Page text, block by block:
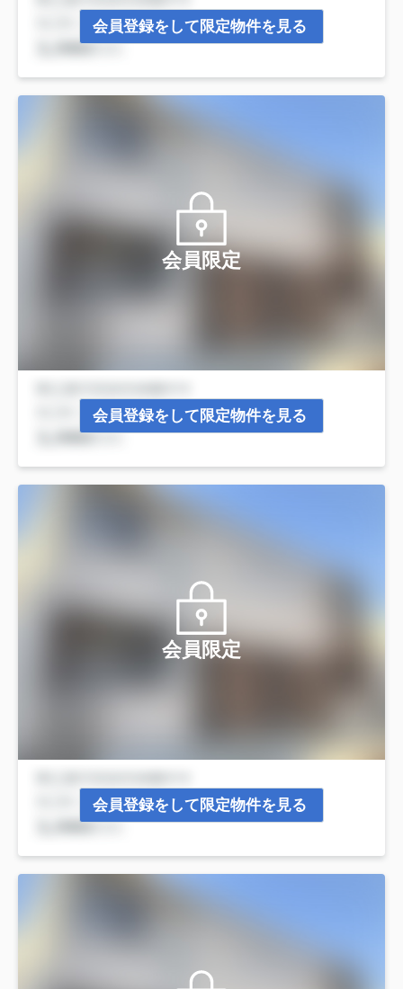
会員登録をして限定物件を見る
会員限定
会員登録をして限定物件を見る
会員限定
会員登録をして限定物件を見る